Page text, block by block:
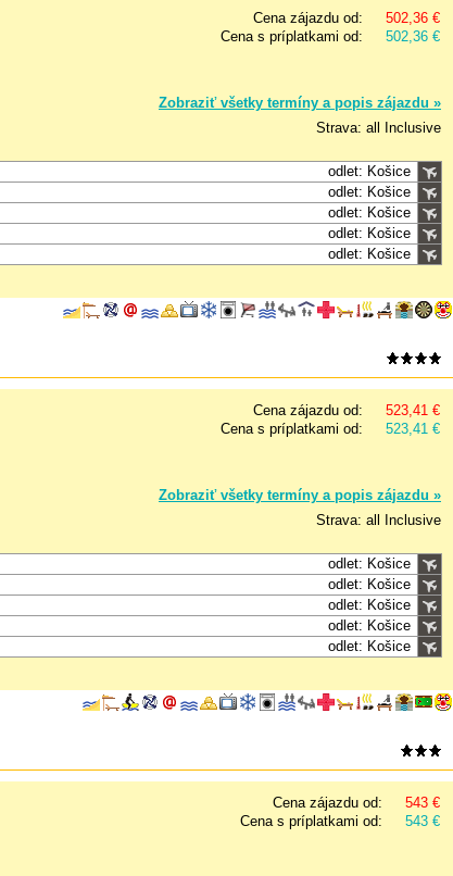
Cena zájazdu od:
502,36 €
Cena s príplatkami od:
502,36 €
Zobraziť všetky termíny a popis zájazdu »
Strava: all Inclusive
odlet: Košice
odlet: Košice
odlet: Košice
odlet: Košice
odlet: Košice
Cena zájazdu od:
523,41 €
Cena s príplatkami od:
523,41 €
Zobraziť všetky termíny a popis zájazdu »
Strava: all Inclusive
odlet: Košice
odlet: Košice
odlet: Košice
odlet: Košice
odlet: Košice
Cena zájazdu od:
543 €
Cena s príplatkami od:
543 €